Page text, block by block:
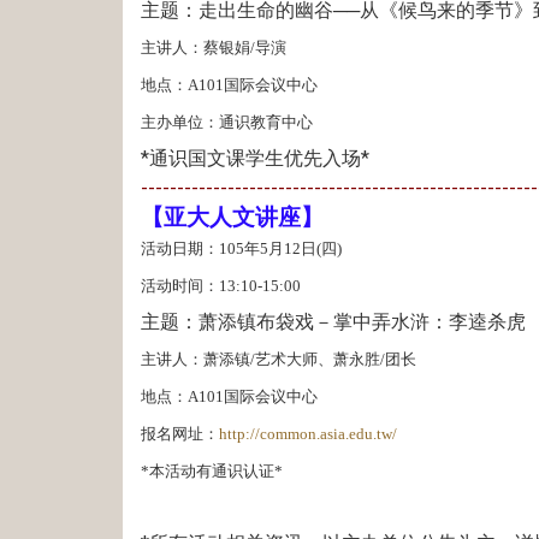
主题：走出生命的幽谷──从《候鸟来的季节》
主讲人：蔡银娟/导演
地点：A101国际会议中心
主办单位：通识教育中心
*通识国文课学生优先入场*
【亚大人文讲座】
活动日期：105年5月12日(四)
活动时间： 13:10-15:00
主题：萧添镇布袋戏－掌中弄水浒：李逵杀虎
主讲人：萧添镇/艺术大师、萧永胜/团长
地点：A101国际会议中心
报名网址： http://common.asia.edu.tw/
*本活动有通识认证*